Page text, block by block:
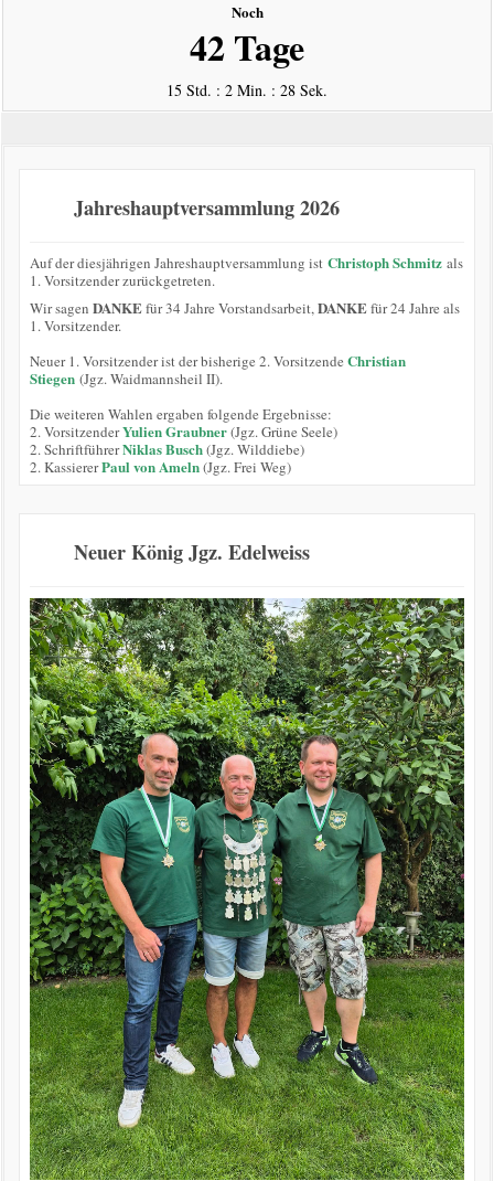
Noch
42 Tage
15 Std. : 2 Min. : 28 Sek.
Jahreshauptversammlung 2026
Auf der diesjährigen Jahreshauptversammlung ist Christoph Schmitzals
1. Vorsitzender zurückgetreten.
Wir sagen DANKEfür 34 Jahre Vorstandsarbeit,DANKEfür 24 Jahre als
1. Vorsitzender.
Neuer 1. Vorsitzender ist der bisherige 2. Vorsitzende Christian
Stiegen (Jgz. Waidmannsheil II).
Die weiteren Wahlen ergaben folgende Ergebnisse:
2. VorsitzenderYulien Graubner(Jgz. Grüne Seele)
2. SchriftführerNiklas Busch(Jgz. Wilddiebe)
2. KassiererPaul von Ameln(Jgz. Frei Weg)
Neuer König Jgz. Edelweiss